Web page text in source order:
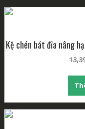
Kệ chén bát đĩa nâng